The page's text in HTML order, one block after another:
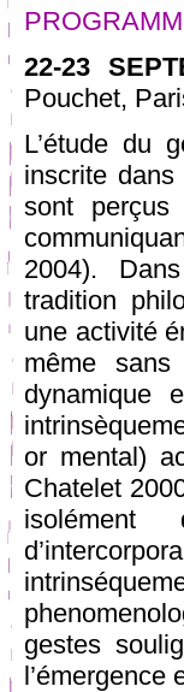
22-23
Pouchet,
L’étude du
inscrite
sont perçus
2004).
tradition
une activité
même
dynamique
or mental)
Chatelet
isolément
gestes
l’émergence